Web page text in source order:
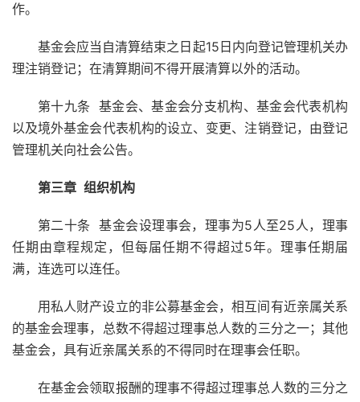
作。
基金会应当自清算结束之日起15日内向登记管理机关办
理注销登记；在清算期间不得开展清算以外的活动。
第十九条 基金会、基金会分支机构、基金会代表机构
以及境外基金会代表机构的设立、变更、注销登记，由登记
管理机关向社会公告。
第三章 组织机构
第二十条 基金会设理事会，理事为5人至25人，理事
任期由章程规定，但每届任期不得超过5年。理事任期届
满，连选可以连任。
用私人财产设立的非公募基金会，相互间有近亲属关系
的基金会理事，总数不得超过理事总人数的三分之一；其他
基金会，具有近亲属关系的不得同时在理事会任职。
在基金会领取报酬的理事不得超过理事总人数的三分之